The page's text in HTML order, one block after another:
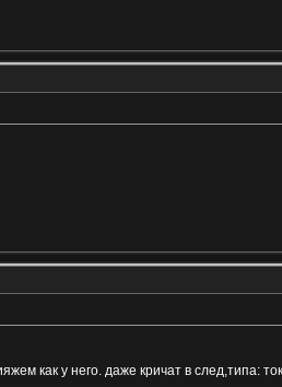
как у него. даже кричат в след,типа: